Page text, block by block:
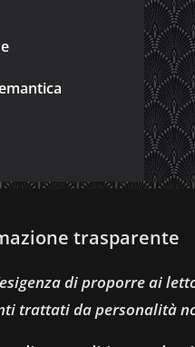
trasparente
di proporre ai
trattati da personalità